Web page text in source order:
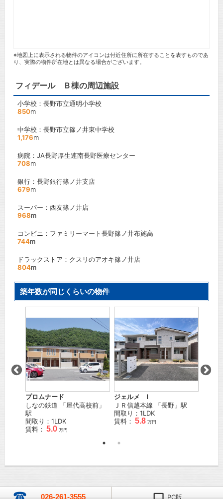
※地図上に表示される物件のアイコンは付近住所に所在することを表すものであ
り、実際の物件所在地とは異なる場合がございます。
フィデール Ｂ棟の周辺施設
小学校：長野市立通明小学校
850m
中学校：長野市立篠ノ井東中学校
1,176m
病院：JA長野厚生連南長野医療センター
708m
銀行：長野銀行篠ノ井支店
679m
スーパー：西友篠ノ井店
968m
コンビニ：ファミリーマート長野篠ノ井布施高
744m
ドラックストア：クスリのアオキ篠ノ井店
804m
築年数が同じくらいの物件
プロムナード
しなの鉄道 「屋代高校前 」
駅
間取り：1LDK
賃料： 5.0 万円
ジェルメ Ⅰ
ＪＲ信越本線 「長野 」駅
間取り：1LDK
賃料： 5.8 万円
026-261-3555 PC版